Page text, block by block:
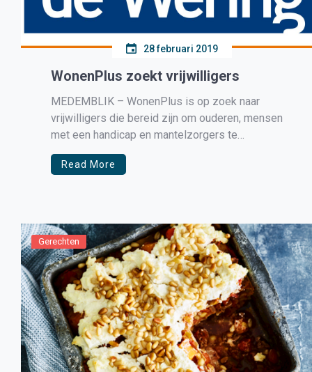
28 februari 2019
WonenPlus zoekt vrijwilligers
MEDEMBLIK – WonenPlus is op zoek naar
vrijwilligers die bereid zijn om ouderen, mensen
met een handicap en mantelzorgers te
ondersteunen in het langer zelfstandig thuis
blijven wonen. Er is vooral vraag naar
Read More
Gerechten